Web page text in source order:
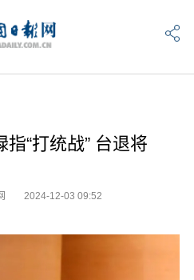
“打统战” 台退将
2024-12-03 09:52